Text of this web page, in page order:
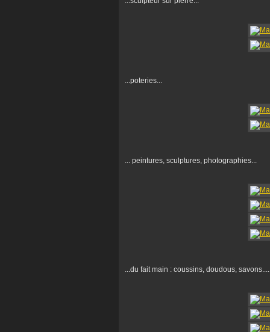
...poteries...
... peintures, sculptures, photographies...
...du fait main : coussins, doudous, savons....